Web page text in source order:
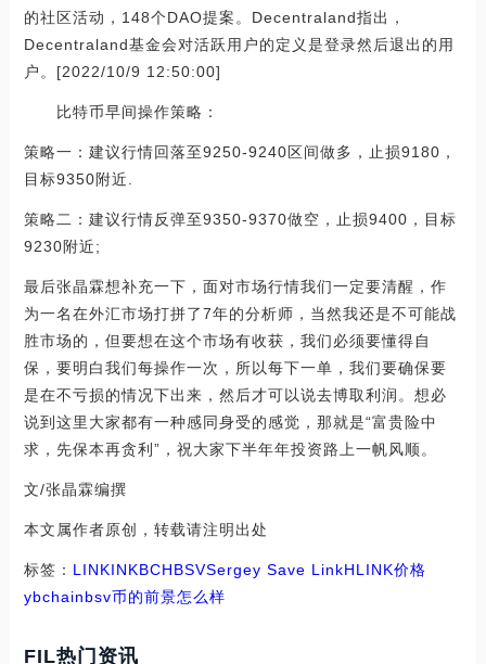
的社区活动，148个DAO提案。Decentraland指出，
Decentraland基金会对活跃用户的定义是登录然后退出的用
户。[2022/10/9 12:50:00]
比特币早间操作策略：
策略一：建议行情回落至9250-9240区间做多，止损9180，
目标9350附近.
策略二：建议行情反弹至9350-9370做空，止损9400，目标
9230附近;
最后张晶霖想补充一下，面对市场行情我们一定要清醒，作
为一名在外汇市场打拼了7年的分析师，当然我还是不可能战
胜市场的，但要想在这个市场有收获，我们必须要懂得自
保，要明白我们每操作一次，所以每下一单，我们要确保要
是在不亏损的情况下出来，然后才可以说去博取利润。想必
说到这里大家都有一种感同身受的感觉，那就是“富贵险中
求，先保本再贪利”，祝大家下半年年投资路上一帆风顺。
文/张晶霖编撰
本文属作者原创，转载请注明出处
标签： LINKINKBCHBSVSergey Save LinkHLINK价格
ybchainbsv币的前景怎么样
FIL热门资讯